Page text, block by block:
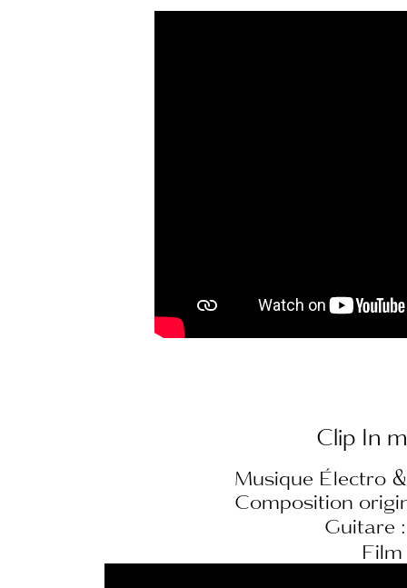
Clip In
Musique Électro
Composition